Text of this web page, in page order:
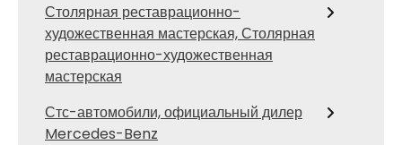
Столярная реставрационно-
художественная мастерская, Столярная
реставрационно-художественная
мастерская
Стс-автомобили, официальный дилер
Mercedes-Benz